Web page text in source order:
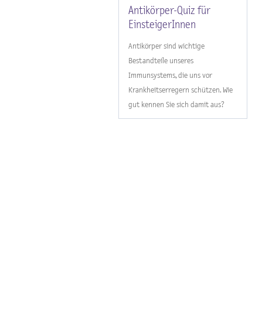
Impfen – eine
altbewährte Methode zur
Infektionskrankheiten
Antikörper-Quiz für
EinsteigerInnen
Antikörper sind wichtige
Bestandteile unseres
Immunsystems, die uns vor
Krankheitserregern schützen. Wie
gut kennen Sie sich damit aus?